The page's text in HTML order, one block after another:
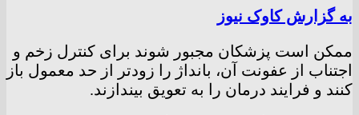
به گزارش کاوک نیوز
ممکن است پزشکان مجبور شوند برای کنترل زخم و
اجتناب از عفونت آن، بانداژ را زودتر از حد معمول باز
کنند و فرایند درمان را به تعویق بیندازند.